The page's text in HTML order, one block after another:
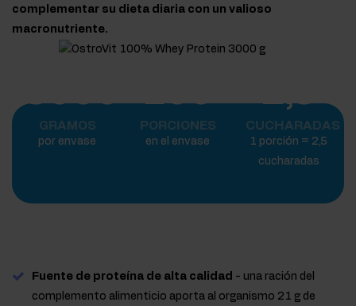
complementar su dieta diaria con un valioso
macronutriente.
3000
GRAMOS
por envase
100
PORCIONES
en el envase
2,5
CUCHARADAS
1 porción = 2,5
cucharadas
Fuente de proteína de alta calidad - una ración del
complemento alimenticio aporta al organismo 21 g de